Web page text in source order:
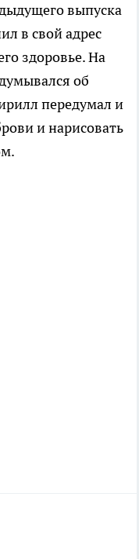
выпуска
в свой адрес
здоровье. На
об
передумал и
и нарисовать